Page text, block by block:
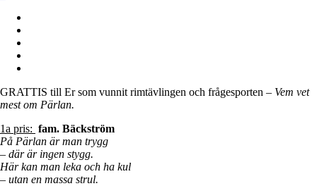
GRATTIS till Er som vunnit rimtävlingen och frågesporten – Vem vet
mest om Pärlan.
1a pris: fam. Bäckström
På Pärlan är man trygg
– där är ingen stygg.
Här kan man leka och ha kul
– utan en massa strul.